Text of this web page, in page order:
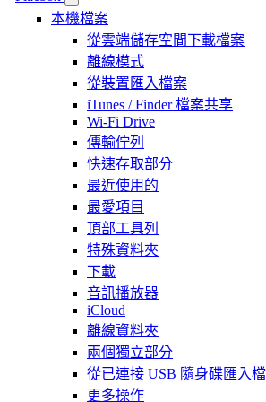
本機檔案
從雲端儲存空間下載檔案
離線模式
從裝置匯入檔案
iTunes / Finder 檔案共享
Wi-Fi Drive
傳輸佇列
快速存取部分
最近使用的
最愛項目
頂部工具列
特殊資料夾
下載
音訊播放器
iCloud
離線資料夾
兩個獨立部分
從已連接 USB 隨身碟匯入
更多操作